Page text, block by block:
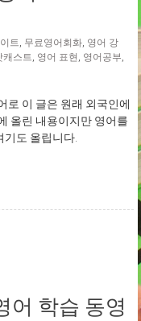
트, 무료영어회화, 영어 강
캐스트, 영어 표현 , 영어공부,
로 이 글은 원래 외국인에
올린 내용이지만 영어를
기도 올립니다.
어 학습 동영